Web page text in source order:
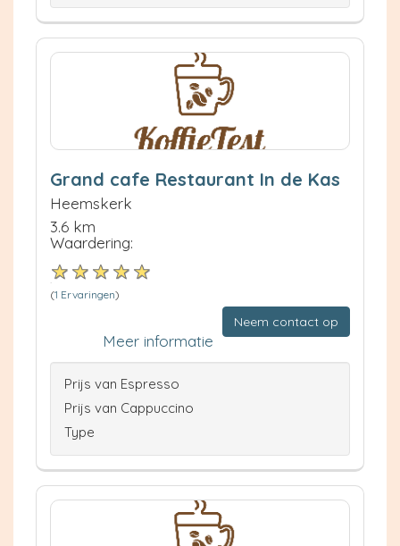
Grand cafe Restaurant In de Kas
Heemskerk
3.6 km
Waardering:
(1 Ervaringen)
Neem contact op
Meer informatie
Prijs van Espresso
Prijs van Cappuccino
Type